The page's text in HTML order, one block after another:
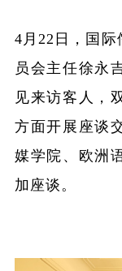
学术科研
中外交流
招生就业
校园文化
融合门户
4月22日，国
员会主任徐永
见来访客人，
方面开展座谈
媒学院、欧洲
加座谈。